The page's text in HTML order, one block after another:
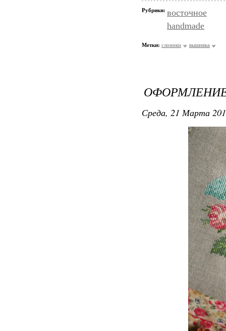
Рубрики: восточное
handmade
Метки: слоники вышивка
Среда, 21 Марта